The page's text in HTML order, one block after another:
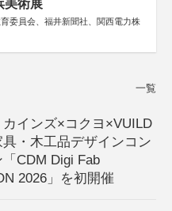
美術展
委員会、福井新聞社、関西電力株
一覧
カインズ×コクヨ×VUILD
・木工品デザインコン
CDM Digi Fab
2026」を初開催